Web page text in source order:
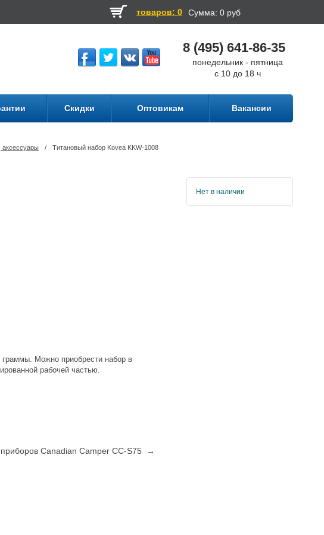
товаров: 0 Сумма: 0 руб
8 (495) 641-86-35
понедельник - пятница
с 10 до 18 ч
Скидки Оптовикам Вакансии
/ Титановый набор Kovea KKW-1008
Нет в наличии
граммы. Можно приобрести набор в
рабочей частью.
Canadian Camper CC-S75 →